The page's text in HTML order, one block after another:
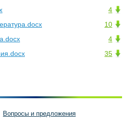
4
10
4
35
Вопросы и предложения